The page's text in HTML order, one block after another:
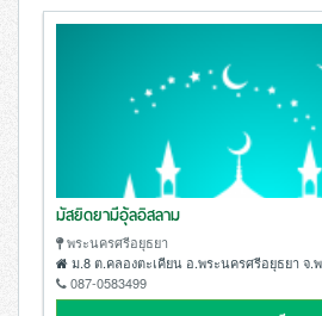
มัสยิดยามีอุ้ลอิสลาม
พระนครศรีอยุธยา
ม.8 ต.คลองตะเคียน อ.พระนครศรีอยุธยา จ.
087-0583499